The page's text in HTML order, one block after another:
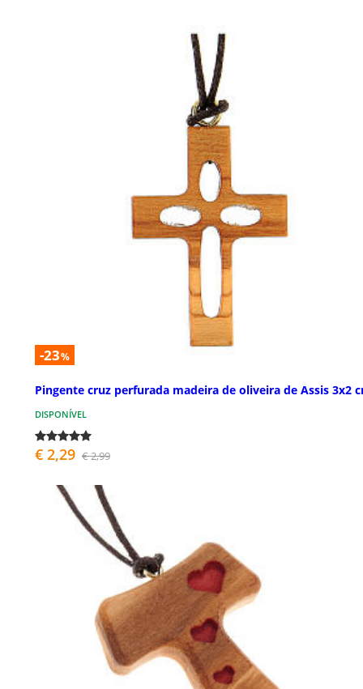
-23%
Pingente cruz perfurada madeira de oliveira de Assis 3x2
DISPONÍVEL
€ 2,29 € 2,99